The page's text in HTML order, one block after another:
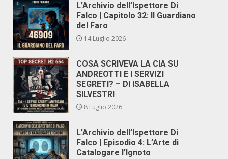
L’Archivio dell’Ispettore Di
Falco | Capitolo 32: Il Guardiano
del Faro
14 Luglio 2026
COSA SCRIVEVA LA CIA SU
ANDREOTTI E I SERVIZI
SEGRETI? – DI ISABELLA
SILVESTRI
8 Luglio 2026
L’Archivio dell’Ispettore Di
Falco | Episodio 4: L’Arte di
Catalogare l’Ignoto